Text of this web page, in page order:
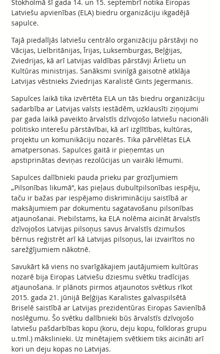
Stokholmā šī gada 14. un 15. septembrī notika Eiropas
Latviešu apvienības (ELA) biedru organizāciju ikgadējā
sapulce.
Tajā piedalījās latviešu centrālo organizāciju pārstāvji no
Vācijas, Lielbritānijas, Īrijas, Luksemburgas, Beļģijas,
Zviedrijas, kā arī Latvijas valdības pārstāvji Ārlietu un
Kultūras ministrijas. Sanāksmi svinīgā gaisotnē atklāja
Latvijas vēstnieks Zviedrijas Karalistē Gints Jegermanis.
Sapulces laikā tika izvērtēta ELA un tās biedru organizāciju
sadarbība ar Latvijas valsts iestādēm, uzklausīti ziņojumi
par gada laikā paveikto ārvalstīs dzīvojošo latviešu nacionāli
politisko interešu pārstāvībai, kā arī izglītības, kultūras,
projektu un komunikāciju nozarēs. Tika pārvēlētas ELA
amatpersonas. Sapulces gaitā ir pieņemtas un
apstiprinātas deviņas rezolūcijas un vairāki lēmumi.
Sapulces dalībnieki pauda prieku par grozījumiem
„Pilsonības likumā”, kas pieļaus dubultpilsonības iespēju,
taču ir bažas par iespējamo diskrimināciju saistībā ar
maksājumiem par dokumentu sagatavošanu pilsonības
atjaunošanai. Piebilstams, ka ELA nolēma aicināt ārvalstīs
dzīvojošos Latvijas pilsoņus savus ārvalstīs dzimušos
bērnus reģistrēt arī kā Latvijas pilsoņus, lai izvairītos no
sarežģījumiem nākotnē.
Savukārt kā viens no svarīgākajiem jautājumiem kultūras
nozarē bija Eiropas Latviešu dziesmu svētku tradīcijas
atjaunošana. Ir plānots pirmos atjaunotos svētkus rīkot
2015. gada 21. jūnijā Beļģijas Karalistes galvaspilsētā
Briselē saistībā ar Latvijas prezidentūras Eiropas Savienībā
noslēgumu. Šo svētku dalībnieki būs ārvalstīs dzīvojošo
latviešu pašdarbības kopu (koru, deju kopu, folkloras grupu
u.tml.) mākslinieki. Uz minētajiem svētkiem tiks aicināti arī
kori un deju kopas no Latvijas.